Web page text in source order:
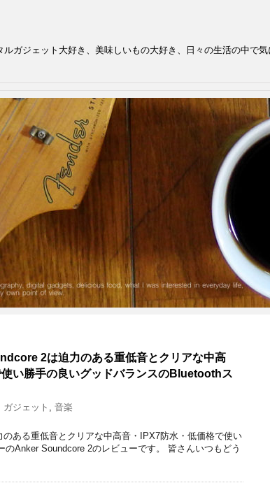
ガジェット大好き、美味しいもの大好き、日々の生活の中で
2は迫力のある重低音とクリアな中高
い勝手の良いグッドバランスのBluetoothス
ガジェット , 音楽
のある重低音とクリアな中高音・IPX7防水・低価格で使い
のAnker Soundcore 2のレビューです。 皆さんいつもどう